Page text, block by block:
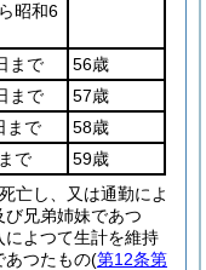
昭和6
まで
56歳
まで
57歳
まで
58歳
で
59歳
亡し、又は通勤によ
び兄弟姉妹であつ
よつて生計を維持
あつたもの(第12条第